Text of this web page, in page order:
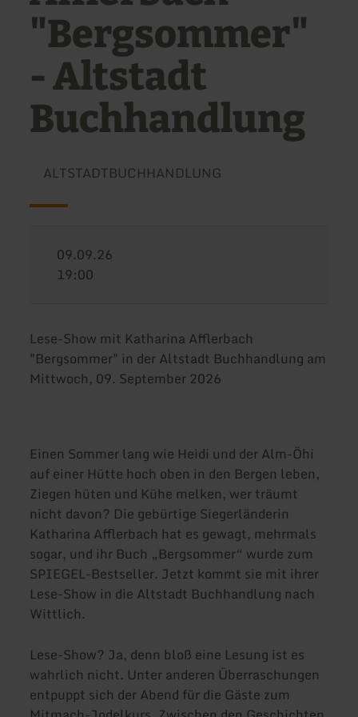
"Bergsommer"
- Altstadt
Buchhandlung
ALTSTADTBUCHHANDLUNG
09.09.26
19:00
Lese-Show mit Katharina Afflerbach
"Bergsommer" in der Altstadt Buchhandlung am
Mittwoch, 09. September 2026
Einen Sommer lang wie Heidi und der Alm-Öhi
auf einer Hütte hoch oben in den Bergen leben,
Ziegen hüten und Kühe melken, wer träumt
nicht davon? Die gebürtige Siegerländerin
Katharina Afflerbach hat es gewagt, mehrmals
sogar, und ihr Buch „Bergsommer“ wurde zum
SPIEGEL-Bestseller. Jetzt kommt sie mit ihrer
Lese-Show in die Altstadt Buchhandlung nach
Wittlich.
Lese-Show? Ja, denn bloß eine Lesung ist es
wahrlich nicht. Unter anderen Überraschungen
entpuppt sich der Abend für die Gäste zum